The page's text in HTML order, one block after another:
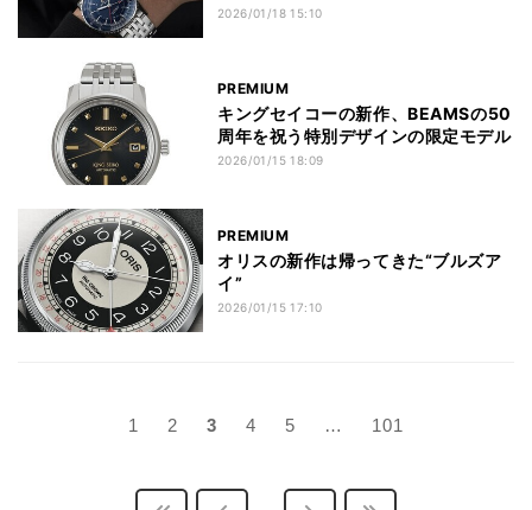
2026/01/18 15:10
PREMIUM
キングセイコーの新作、BEAMSの50
周年を祝う特別デザインの限定モデル
2026/01/15 18:09
PREMIUM
オリスの新作は帰ってきた“ブルズア
イ”
2026/01/15 17:10
1 2 3 4 5 … 101